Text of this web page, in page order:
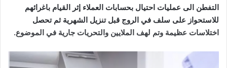
التفطن الى عمليات احتيال بحسابات العملاء إثر القيام باغرائهم
للاستحواز على سلف في الروج قبل تنزيل الشهرية ثم تحصل
اختلاسات عظيمة وتم لهف الملايين والتحريات جارية في الموضوع.